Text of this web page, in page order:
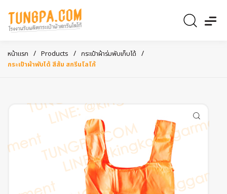
หน้าแรก / Products / กระเป๋าผ้าร่มพับเก็บได้ /
กระเป๋าผ้าพับได้ สีส้ม สกรีนโลโก้